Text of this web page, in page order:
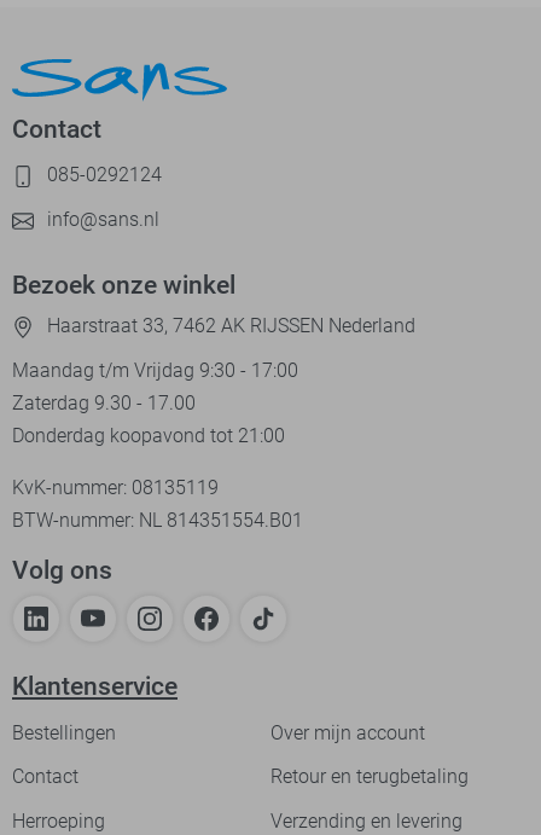
Contact
085-0292124
info@sans.nl
Bezoek onze winkel
Haarstraat 33, 7462 AK RIJSSEN Nederland
Maandag t/m Vrijdag 9:30 - 17:00
Zaterdag 9.30 - 17.00
Donderdag koopavond tot 21:00
KvK-nummer: 08135119
BTW-nummer: NL 814351554.B01
Volg ons
Klantenservice
Bestellingen
Over mijn account
Contact
Retour en terugbetaling
Herroeping
Verzending en levering